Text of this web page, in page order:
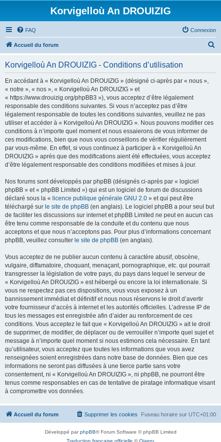
Korvigelloù An DROUIZIG
FAQ Connexion
Accueil du forum
Korvigelloù An DROUIZIG - Conditions d’utilisation
En accédant à « Korvigelloù An DROUIZIG » (désigné ci-après par « nous »,
« notre », « nos », « Korvigelloù An DROUIZIG » et
« https://www.drouizig.org/phpBB3 »), vous acceptez d’être légalement
responsable des conditions suivantes. Si vous n’acceptez pas d’être
légalement responsable de toutes les conditions suivantes, veuillez ne pas
utiliser et accéder à « Korvigelloù An DROUIZIG ». Nous pouvons modifier ces
conditions à n’importe quel moment et nous essaierons de vous informer de
ces modifications, bien que nous vous conseillons de vérifier régulièrement
par vous-même. En effet, si vous continuez à participer à « Korvigelloù An
DROUIZIG » après que des modifications aient été effectuées, vous acceptez
d’être légalement responsable des conditions modifiées et mises à jour.
Nos forums sont développés par phpBB (désignés ci-après par « logiciel
phpBB » et « phpBB Limited ») qui est un logiciel de forum de discussions
déclaré sous la « licence publique générale GNU 2.0 » et qui peut être
téléchargé sur le site de phpBB (en anglais). Le logiciel phpBB a pour seul but
de faciliter les discussions sur internet et phpBB Limited ne peut en aucun cas
être tenu comme responsable de la conduite et du contenu que nous
acceptons et que nous n’acceptons pas. Pour plus d’informations concernant
phpBB, veuillez consulter le site de phpBB (en anglais).
Vous acceptez de ne publier aucun contenu à caractère abusif, obscène,
vulgaire, diffamatoire, choquant, menaçant, pornographique, etc. qui pourrait
transgresser la législation de votre pays, du pays dans lequel le serveur de
« Korvigelloù An DROUIZIG » est hébergé ou encore la loi internationale. Si
vous ne respectez pas ces dispositions, vous vous exposez à un
bannissement immédiat et définitif et nous nous réservons le droit d’avertir
votre fournisseur d’accès à internet et les autorités officielles. L’adresse IP de
tous les messages est enregistrée afin d’aider au renforcement de ces
conditions. Vous acceptez le fait que « Korvigelloù An DROUIZIG » ait le droit
de supprimer, de modifier, de déplacer ou de verrouiller n’importe quel sujet et
message à n’importe quel moment si nous estimons cela nécessaire. En tant
qu’utilisateur, vous acceptez que toutes les informations que vous avez
renseignées soient enregistrées dans notre base de données. Bien que ces
informations ne seront pas diffusées à une tierce partie sans votre
consentement, ni « Korvigelloù An DROUIZIG », ni phpBB, ne pourront être
tenus comme responsables en cas de tentative de piratage informatique visant
à compromettre vos données.
Accueil du forum Fuseau horaire sur UTC+01:00
Supprimer les cookies
Développé parphpBB® Forum Software © phpBB Limited
Traduction française officielle ©Qiaeru